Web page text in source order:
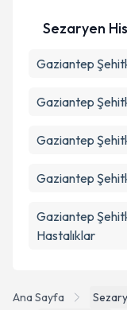
Ana Sayfa
Sezaryen
Gaziantep
Gaziantep
Gaziantep
Gaziantep
Gaziantep
Hastalıklar